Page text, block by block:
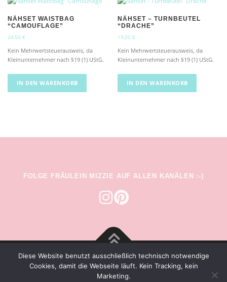
NÄHSET WAISTBAG
“CAMOUFLAGE”
24,50 €
Kein Mehrwertsteuerausweis, da
Kleinunternehmer nach §19 (1) UStG.
IN DEN WARENKORB
NÄHSET – TURNBEUTEL
“DRACHE”
19,00€
Kein Mehrwertsteuerausweis, da
Kleinunternehmer nach §19 (1) UStG.
IN DEN WARENKORB
FOLGE FRÄULEIN MIZZIE AUF ALLEN KANÄLEN :-)
Copyright © 2026 Fräulein Mizzie
Diese Website benutzt ausschließlich technisch notwendige
Cookies, damit die Webseite läuft. Kein Tracking, kein
Marketing.